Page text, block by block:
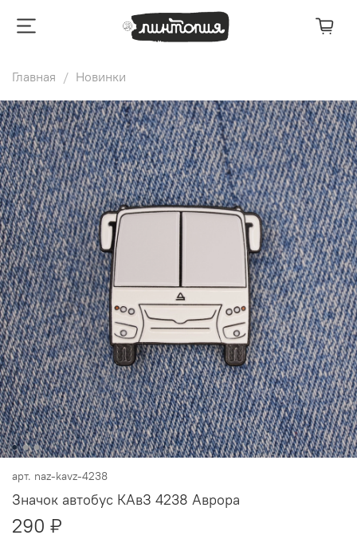
Главная Новинки
арт. naz-kavz-4238
Значок автобус КАвЗ 4238 Аврора
290 ₽